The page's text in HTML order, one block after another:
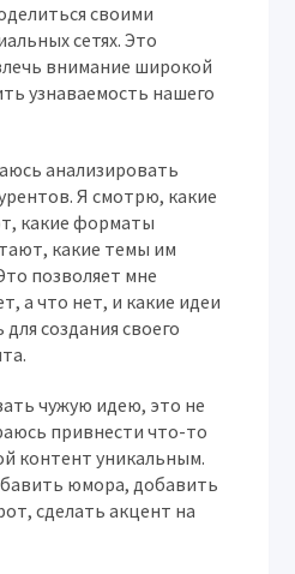
своими
сетях. Это
внимание широкой
узнаваемость нашего
анализировать
Я смотрю, какие
какие форматы
какие темы им
позволяет мне
а что нет, и какие идеи
создания своего
чужую идею, это не
привнести что-то
контент уникальным.
юмора, добавить
сделать акцент на